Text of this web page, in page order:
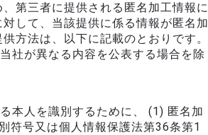
第三者に提供される匿名加工情報に
して、当該提供に係る情報が匿名加
方法は、以下に記載のとおりです。
社が異なる内容を公表する場合を除
本人を識別するために、 (1) 匿名加
符号又は個人情報保護法第36条第1